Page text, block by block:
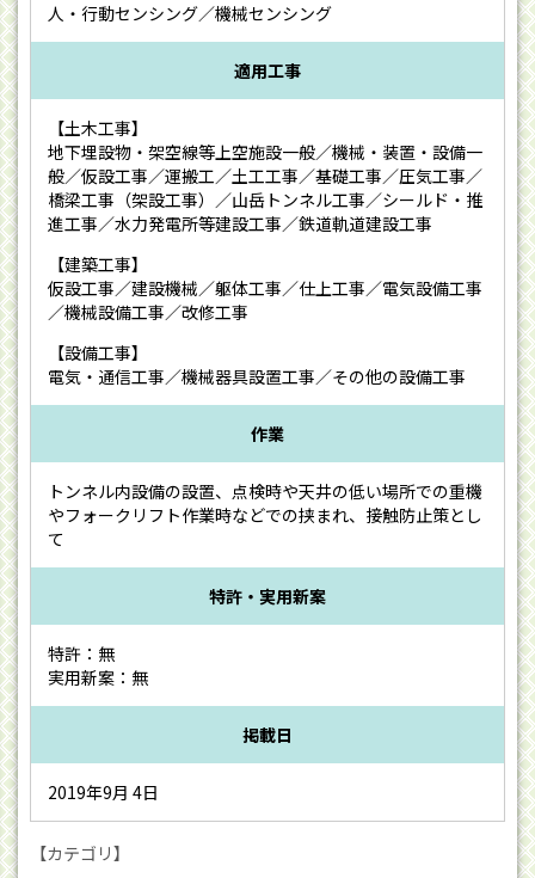
人・行動センシング／機械センシング
適用工事
【土木工事】
地下埋設物・架空線等上空施設一般／機械・装置・設備一
般／仮設工事／運搬工／土工工事／基礎工事／圧気工事／
橋梁工事（架設工事）／山岳トンネル工事／シールド・推
進工事／水力発電所等建設工事／鉄道軌道建設工事
【建築工事】
仮設工事／建設機械／躯体工事／仕上工事／電気設備工事
／機械設備工事／改修工事
【設備工事】
電気・通信工事／機械器具設置工事／その他の設備工事
作業
トンネル内設備の設置、点検時や天井の低い場所での重機
やフォークリフト作業時などでの挟まれ、接触防止策とし
て
特許・実用新案
特許：無
実用新案：無
掲載日
2019年9月 4日
【カテゴリ】